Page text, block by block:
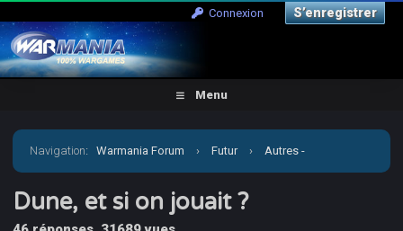
Connexion S’enregistrer
Menu
Navigation:Warmania Forum › Futur › Autres -
Escarmouches › Dune, et si on jouait ?
Dune, et si on jouait ?